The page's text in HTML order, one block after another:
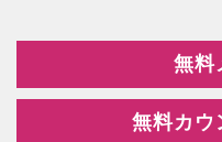
無料
無料カウ